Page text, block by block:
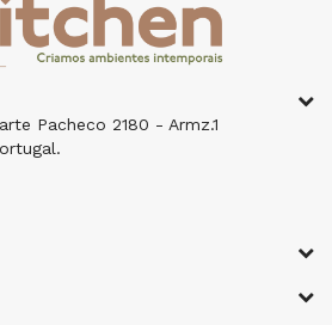
Pacheco 2180 - Armz.1